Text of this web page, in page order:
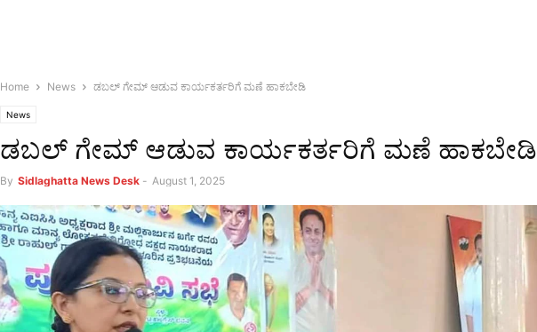
Home News ಡಬಲ್ ಗೇಮ್ ಆಡುವ ಕಾರ್ಯಕರ್ತರಿಗೆ ಮಣೆ ಹಾಕಬೇಡಿ
News
ಡಬಲ್ ಗೇಮ್ ಆಡುವ ಕಾರ್ಯಕರ್ತರಿಗೆ ಮಣೆ ಹಾಕಬೇಡಿ
By Sidlaghatta News Desk - August 1, 2025